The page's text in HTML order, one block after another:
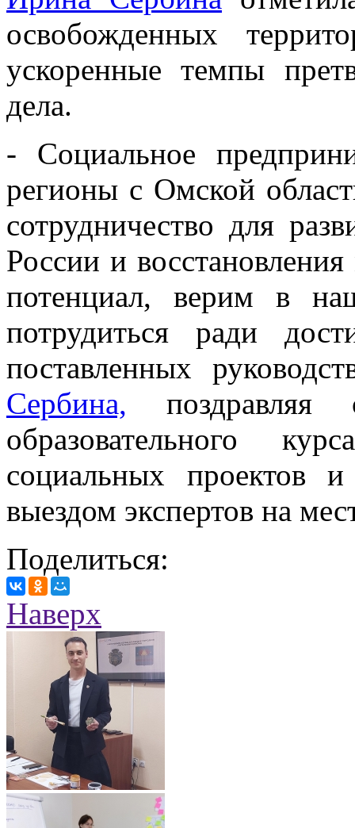
освобожденных
ускоренные темпы
дела.
- Социальное
регионы с Омской
сотрудничество для
России и
потенциал, верим в
потрудиться ради
поставленных
Сербина, поздравляя
образовательного
социальных проектов
выездом экспертов на
Поделиться:
Наверх